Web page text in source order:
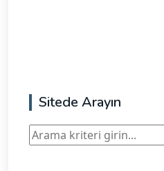
Sitede Arayın
Ara